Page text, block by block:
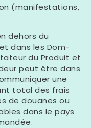
(manifestations,
dehors du
dans les Dom-
du Produit et
peut être dans
une
total des frais
de douanes ou
dans le pays